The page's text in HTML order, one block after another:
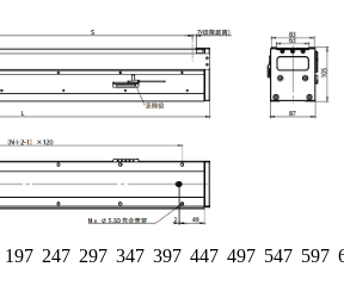
197 247 297 347 397 447 497 547 597